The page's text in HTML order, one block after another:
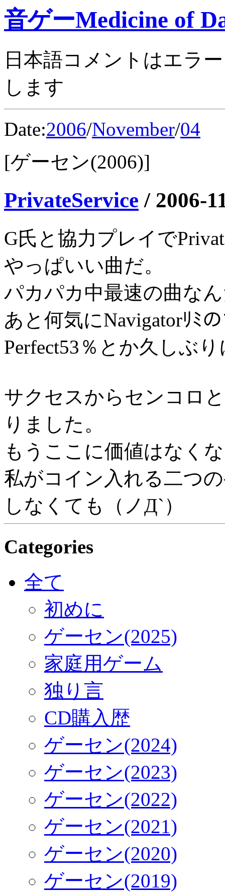
音ゲーMedicine of
日本語コメントはエラ
します
Date:2006/November/04
[ゲーセン(2006)]
PrivateService / 2006-
G氏と協力プレイで
やっぱいい曲だ。
パカパカ中最速の曲な
あと何気にNavigatorﾘﾐ
Perfect53％とか久しぶ
サクセスからセンコロ
りました。
もうここに価値はなく
私がコイン入れる二つ
しなくても（ノД`）
Categories
全て
初めに
ゲーセン(2025)
家庭用ゲーム
独り言
CD購入歴
ゲーセン(2024)
ゲーセン(2023)
ゲーセン(2022)
ゲーセン(2021)
ゲーセン(2020)
ゲーセン(2019)